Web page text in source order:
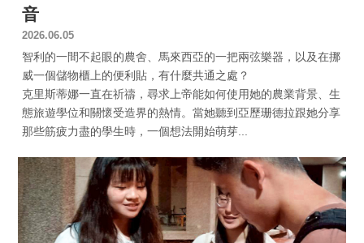
音
2026.06.05
智利的一間不起眼的農舍、馬來西亞的一把兩弦樂器，以及在挪
威一個儲物櫃上的便利貼，有什麼共通之處？
克里斯蒂娜一直在祈禱，尋求上帝能如何使用她的農業背景、生
態旅遊學位和關懷受造界的熱情。當她聽到亞歷珊德拉跟她分享
那些筋疲力盡的學生時，一個想法開始萌芽...